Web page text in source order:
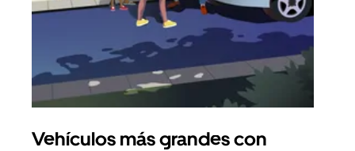
Vehículos más grandes con